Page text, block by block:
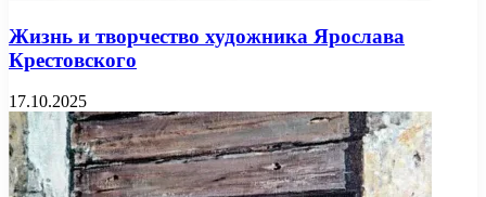
Жизнь и творчество художника Ярослава
Крестовского
17.10.2025